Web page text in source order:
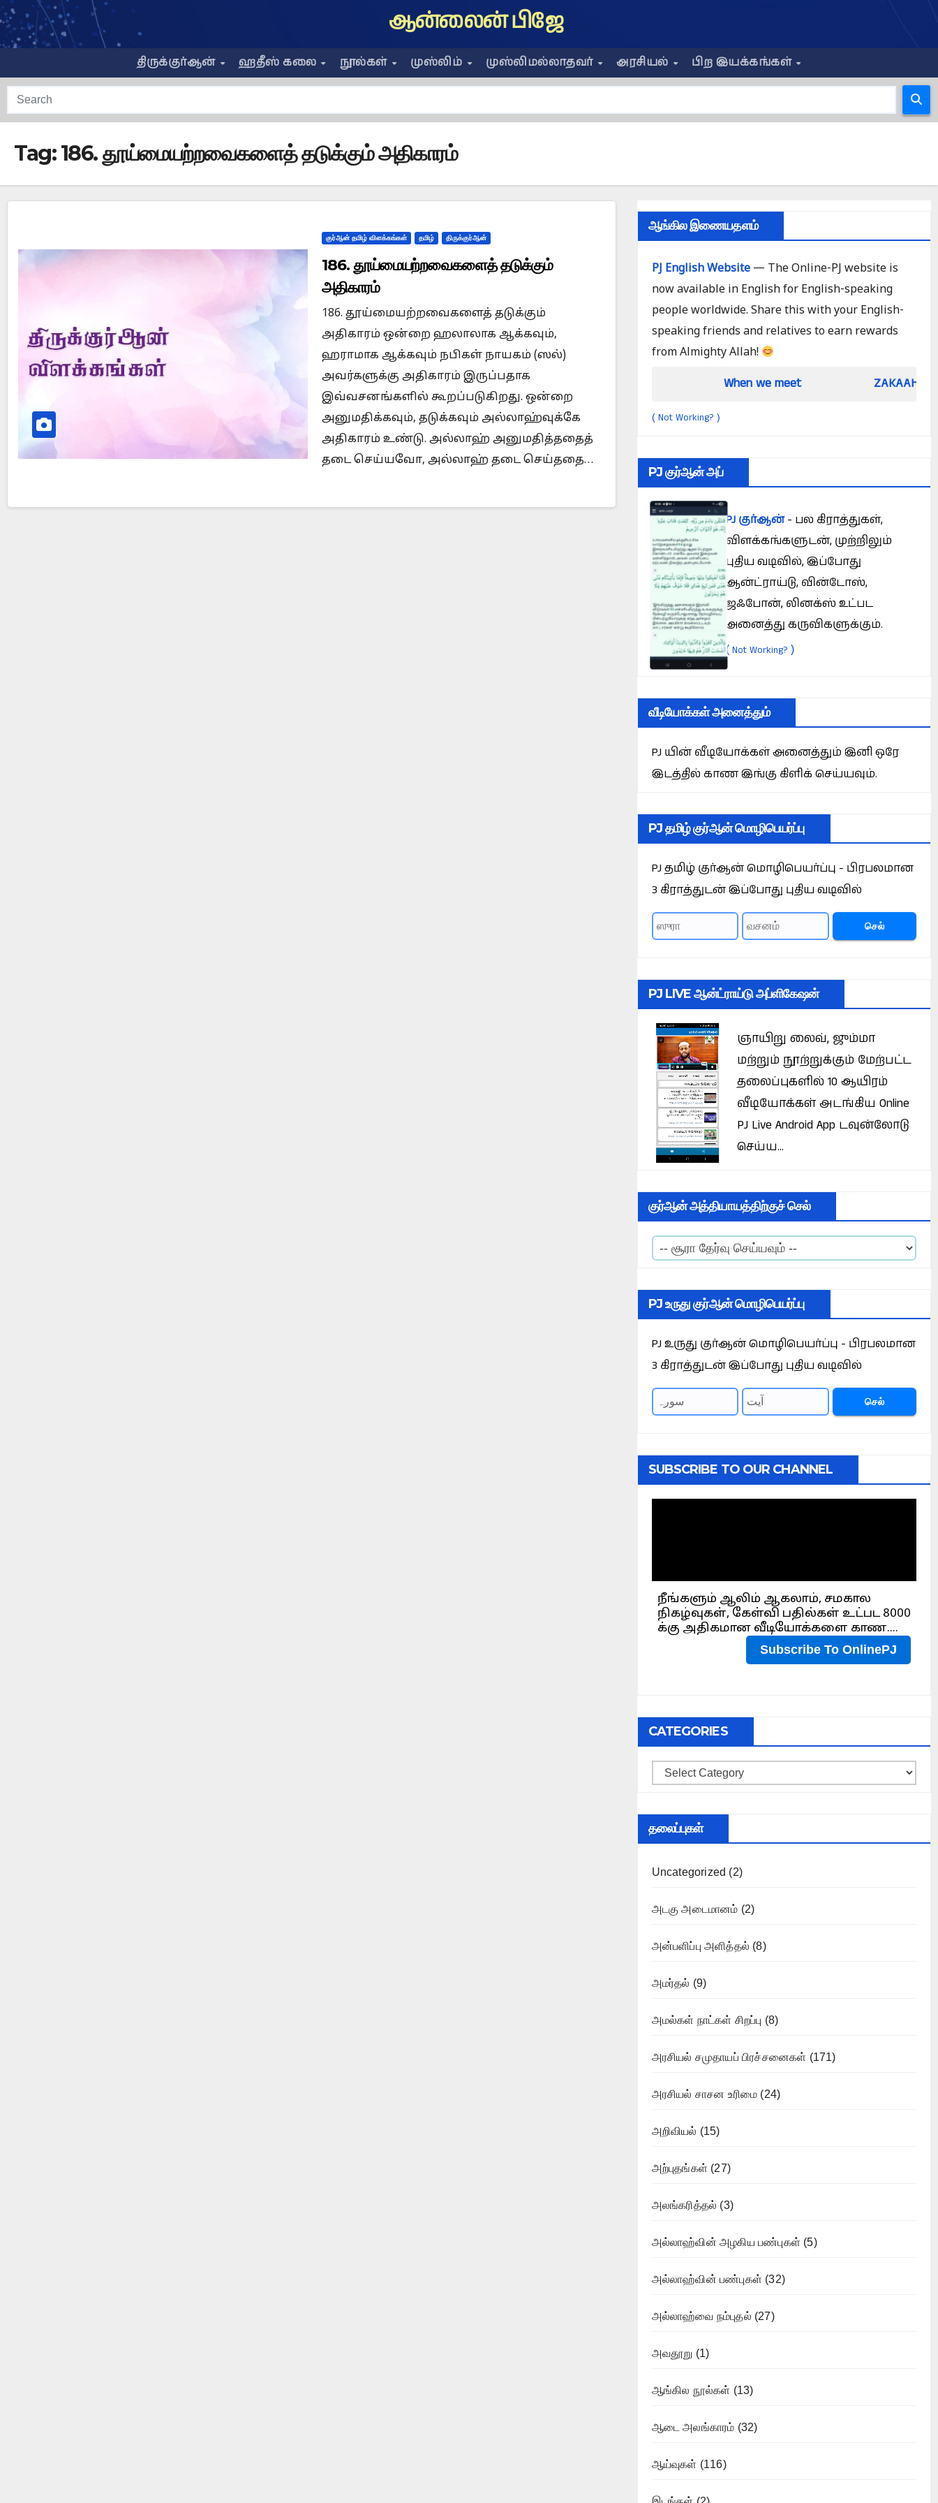
Skip
to
content
ஆன்லைன் பிஜே
திருக்குர்ஆன் ஹதீஸ் கலை நூல்கள் முஸ்லிம் முஸ்லிமல்லாதவர் அரசியல் பிற இயக்கங்கள்
Tag:186. தூய்மையற்றவைகளைத் தடுக்கும் அதிகாரம்
குர்ஆன் தமிழ் விளக்கங்கள் தமிழ் திருக்குர்ஆன்
186. தூய்மையற்றவைகளைத் தடுக்கும்
அதிகாரம்
186. தூய்மையற்றவைகளைத் தடுக்கும்
அதிகாரம் ஒன்றை ஹலாலாக ஆக்கவும்,
ஹராமாக ஆக்கவும் நபிகள் நாயகம் (ஸல்)
அவர்களுக்கு அதிகாரம் இருப்பதாக
இவ்வசனங்களில் கூறப்படுகிறது. ஒன்றை
அனுமதிக்கவும், தடுக்கவும் அல்லாஹ்வுக்கே
அதிகாரம் உண்டு. அல்லாஹ் அனுமதித்ததைத்
தடை செய்யவோ, அல்லாஹ் தடை செய்ததை…
ஆங்கில இணையதளம்
PJ English Website— The Online-PJ website is
now available in English for English-speaking
people worldwide. Share this with your English-
speaking friends and relatives to earn rewards
from Almighty Allah!
Did Jesus Resurrect on Sunday or Monday? Is Prophet Muhammad superior to Jesus? When we meet ZAKAAH (In the light of
( Not Working? )
PJ குர்ஆன் அப்
PJ குர்ஆன்- பல கிராத்துகள்,
விளக்கங்களுடன், முற்றிலும்
புதிய வடிவில், இப்போது
ஆன்ட்ராய்டு, வின்டோஸ்,
ஜஃபோன், லினக்ஸ் உட்பட
அனைத்து கருவிகளுக்கும்.
( Not Working? )
வீடியோக்கள் அனைத்தும்
PJ யின் வீடியோக்கள் அனைத்தும் இனி ஒரே
இடத்தில் காண இங்கு கிளிக் செய்யவும்.
PJ தமிழ் குர்ஆன் மொழிபெயர்ப்பு
PJ தமிழ் குர்ஆன் மொழிபெயர்ப்பு - பிரபலமான
3 கிராத்துடன் இப்போது புதிய வடிவில்
செல்
PJ LIVE ஆன்ட்ராய்டு அப்ளிகேஷன்
ஞாயிறு லைவ், ஜும்மா
மற்றும் நூற்றுக்கும் மேற்பட்ட
தலைப்புகளில் 10 ஆயிரம்
வீடியோக்கள் அடங்கிய Online
PJ Live Android App டவுன்லோடு
செய்ய...
குர்ஆன் அத்தியாயத்திற்குச் செல்
PJ உருது குர்ஆன் மொழிபெயர்ப்பு
PJ உருது குர்ஆன் மொழிபெயர்ப்பு - பிரபலமான
3 கிராத்துடன் இப்போது புதிய வடிவில்
செல்
SUBSCRIBE TO OUR CHANNEL
CATEGORIES
Categories
தலைப்புகள்
Uncategorized (2)
அடகு அடைமானம் (2)
அன்பளிப்பு அளித்தல் (8)
அமர்தல் (9)
அமல்கள் நாட்கள் சிறப்பு (8)
அரசியல் சமுதாயப் பிரச்சனைகள் (171)
அரசியல் சாசன உரிமை (24)
அறிவியல் (15)
அற்புதங்கள் (27)
அலங்கரித்தல் (3)
அல்லாஹ்வின் அழகிய பண்புகள் (5)
அல்லாஹ்வின் பண்புகள் (32)
அல்லாஹ்வை நம்புதல் (27)
அவதூறு (1)
ஆங்கில நூல்கள் (13)
ஆடை அலங்காரம் (32)
ஆய்வுகள் (116)